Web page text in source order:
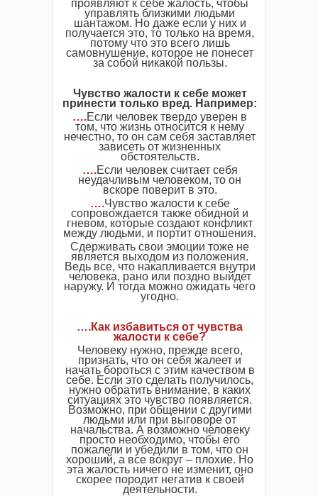
проявляют к себе жалость, чтобы
управлять близкими людьми
шантажом. Но даже если у них и
получается это, то только на время,
потому что это всего лишь
самовнушение, которое не понесет
за собой никакой пользы.
Чувство жалости к себе может
принести только вред. Например:
….Если человек твердо уверен в
том, что жизнь относится к нему
нечестно, то он сам себя заставляет
зависеть от жизненных
обстоятельств.
….Если человек считает себя
неудачливым человеком, то он
вскоре поверит в это.
….Чувство жалости к себе
сопровождается также обидной и
гневом, которые создают конфликт
между людьми, и портит отношения.
Сдерживать свои эмоции тоже не
является выходом из положения.
Ведь все, что накапливается внутри
человека, рано или поздно выйдет
наружу. И тогда можно ожидать чего
угодно.
….Как избавиться от чувства
жалости к себе?
Человеку нужно, прежде всего,
признать, что он себя жалеет и
начать бороться с этим качеством в
себе. Если это сделать получилось,
нужно обратить внимание, в каких
ситуациях это чувство появляется.
Возможно, при общении с другими
людьми или при выговоре от
начальства. А возможно человеку
просто необходимо, чтобы его
пожалели и убедили в том, что он
хороший, а все вокруг – плохие. Но
эта жалость ничего не изменит, оно
скорее породит негатив к своей
деятельности.